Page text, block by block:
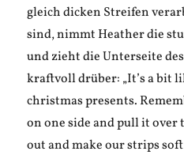
gleich dicken Streifen
sind, nimmt Heather die
und zieht die Unterseite
kraftvoll drüber: „It’s a bit
christmas presents.
on one side and pull it over
out and make our strips soft